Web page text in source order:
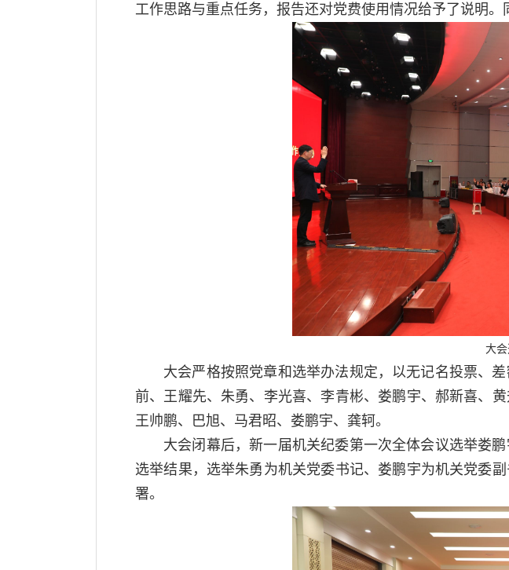
工作思路与重点任务，报告还对党费使用情况给予了说明。
大会
大会严格按照党章和选举办法规定，以无记名投票、
前、王耀先、朱勇、李光喜、李青彬、娄鹏宇、郝新喜、
王帅鹏、巴旭、马君昭、娄鹏宇、龚轲。
大会闭幕后，新一届机关纪委第一次全体会议选举娄
选举结果，选举朱勇为机关党委书记、娄鹏宇为机关党委
署。